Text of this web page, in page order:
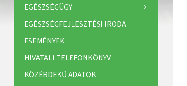
EGÉSZSÉGÜGY
EGÉSZSÉGFEJLESZTÉSI IRODA
ESEMÉNYEK
HIVATALI TELEFONKÖNYV
KÖZÉRDEKŰ ADATOK